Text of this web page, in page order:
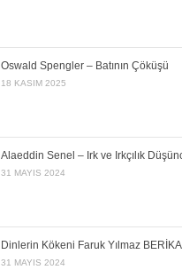
Oswald Spengler – Batının Çöküşü
18 KASIM 2025
Alaeddin Senel – Irk ve Irkçılık
31 MAYIS 2024
Dinlerin Kökeni Faruk Yılmaz
31 MAYIS 2024